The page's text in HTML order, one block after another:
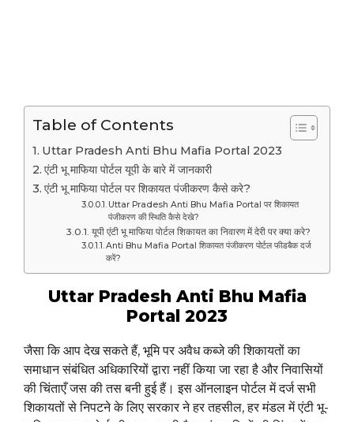
Table of Contents
Uttar Pradesh Anti Bhu Mafia Portal 2023
एंटी भू माफिया पोर्टल यूपी के बारे में जानकारी
एंटी भू माफिया पोर्टल पर शिकायत पंजीकरण कैसे करे?
Uttar Pradesh Anti Bhu Mafia Portal पर शिकायत
पंजीकरण की स्थिति कैसे देखे?
यूपी एंटी भू माफिया पोर्टल शिकायत का निवारण में देरी पर क्या करे?
Anti Bhu Mafia Portal शिकायत पंजीकरण पोर्टल फीडबैक दर्ज
करें?
Uttar Pradesh Anti Bhu Mafia
Portal 2023
जैसा कि आप देख सकते हैं, भूमि पर अवैध कब्जे की शिकायतों का
समाधान संबंधित अधिकारियों द्वारा नहीं किया जा रहा है और निवासियों
की चिंताएँ जस की तस बनी हुई हैं। इस ऑनलाइन पोर्टल में दर्ज सभी
शिकायतों से निपटने के लिए सरकार ने हर तहसील, हर मंडल में एंटी भू-